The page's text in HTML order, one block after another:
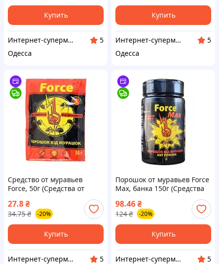
Купить
Интернет-супермаркет Купа
5
Одесса
Купить
Интернет-супермаркет Купа
5
Одесса
Средство от муравьев
Force, 50г (Средства от
муравьев, тараканов, блох
и клопов)
27.8₴
34.75 ₴ -20%
Купить
Интернет-супермаркет Купа
5
Порошок от муравьев Force
Мах, банка 150г (Средства
блох и клопов)
98.46₴
124 ₴ -20%
Купить
Интернет-супермаркет Купа
5